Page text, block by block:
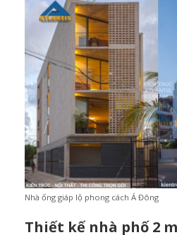
Nhà ống giáp lộ phong cách Á Đông
Thiết kế nhà phố 2